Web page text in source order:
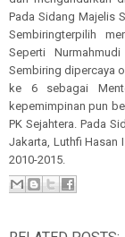
Pada Sidang Majelis
Sembiringterpilih
Seperti
Sembiring dipercaya
ke 6 sebagai
kepemimpinan pun
PK Sejahtera. Pada
Jakarta, Luthfi Hasan
2010-2015.